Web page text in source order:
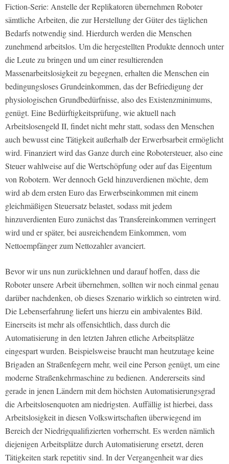
Fiction-Serie: Anstelle der Replikatoren übernehmen Roboter
sämtliche Arbeiten, die zur Herstellung der Güter des täglichen
Bedarfs notwendig sind. Hierdurch werden die Menschen
zunehmend arbeitslos. Um die hergestellten Produkte dennoch unter
die Leute zu bringen und um einer resultierenden
Massenarbeitslosigkeit zu begegnen, erhalten die Menschen ein
bedingungsloses Grundeinkommen, das der Befriedigung der
physiologischen Grundbedürfnisse, also des Existenzminimums,
genügt. Eine Bedürftigkeitsprüfung, wie aktuell nach
Arbeitslosengeld II, findet nicht mehr statt, sodass den Menschen
auch bewusst eine Tätigkeit außerhalb der Erwerbsarbeit ermöglicht
wird. Finanziert wird das Ganze durch eine Robotersteuer, also eine
Steuer wahlweise auf die Wertschöpfung oder auf das Eigentum
von Robotern. Wer dennoch Geld hinzuverdienen möchte, dem
wird ab dem ersten Euro das Erwerbseinkommen mit einem
gleichmäßigen Steuersatz belastet, sodass mit jedem
hinzuverdienten Euro zunächst das Transfereinkommen verringert
wird und er später, bei ausreichendem Einkommen, vom
Nettoempfänger zum Nettozahler avanciert.
Bevor wir uns nun zurücklehnen und darauf hoffen, dass die
Roboter unsere Arbeit übernehmen, sollten wir noch einmal genau
darüber nachdenken, ob dieses Szenario wirklich so eintreten wird.
Die Lebenserfahrung liefert uns hierzu ein ambivalentes Bild.
Einerseits ist mehr als offensichtlich, dass durch die
Automatisierung in den letzten Jahren etliche Arbeitsplätze
eingespart wurden. Beispielsweise braucht man heutzutage keine
Brigaden an Straßenfegern mehr, weil eine Person genügt, um eine
moderne Straßenkehrmaschine zu bedienen. Andererseits sind
gerade in jenen Ländern mit dem höchsten Automatisierungsgrad
die Arbeitslosenquoten am niedrigsten. Auffällig ist hierbei, dass
Arbeitslosigkeit in diesen Volkswirtschaften überwiegend im
Bereich der Niedrigqualifizierten vorherrscht. Es werden nämlich
diejenigen Arbeitsplätze durch Automatisierung ersetzt, deren
Tätigkeiten stark repetitiv sind. In der Vergangenheit war dies